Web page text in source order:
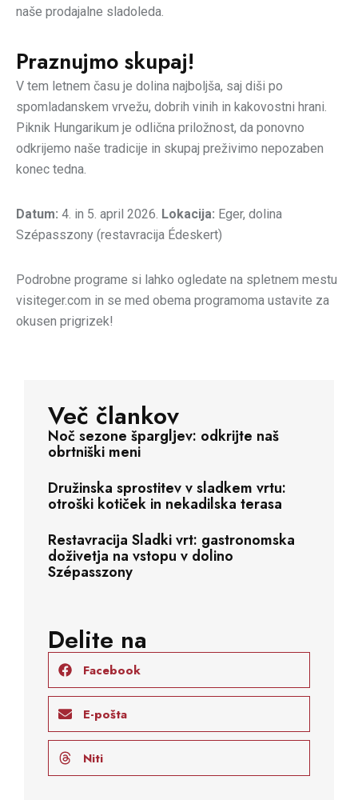
naše prodajalne sladoleda.
Praznujmo skupaj!
V tem letnem času je dolina najboljša, saj diši po
spomladanskem vrvežu, dobrih vinih in kakovostni hrani.
Piknik Hungarikum je odlična priložnost, da ponovno
odkrijemo naše tradicije in skupaj preživimo nepozaben
konec tedna.
Datum: 4. in 5. april 2026. Lokacija: Eger, dolina
Szépasszony (restavracija Édeskert)
Podrobne programe si lahko ogledate na spletnem mestu
visiteger.com in se med obema programoma ustavite za
okusen prigrizek!
Več člankov
Noč sezone špargljev: odkrijte naš
obrtniški meni
Družinska sprostitev v sladkem vrtu:
otroški kotiček in nekadilska terasa
Restavracija Sladki vrt: gastronomska
doživetja na vstopu v dolino
Szépasszony
Delite na
Facebook
E-pošta
Niti